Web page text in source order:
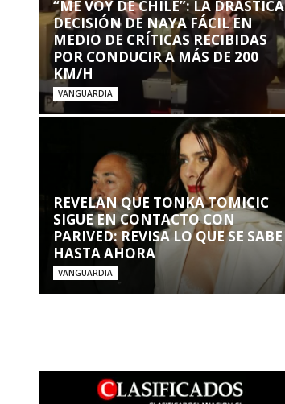
“ME VOY DE CHILE”: LA DRÁSTICA
DECISIÓN DE NAYA FÁCIL EN
MEDIO DE CRÍTICAS RECIBIDAS
POR CONDUCIR A MÁS DE 200
KM/H
VANGUARDIA
REVELAN QUE TONKA TOMICIC
SIGUE EN CONTACTO CON
PARIVED: REVISA LO QUE SE SABE
HASTA AHORA
VANGUARDIA